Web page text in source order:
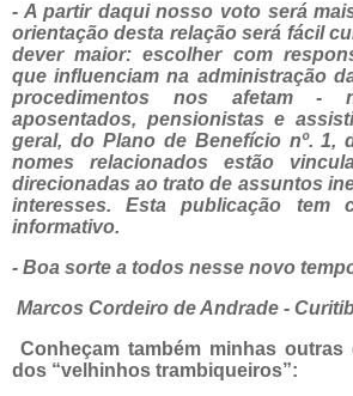
- A partir daqui nosso voto será
orientação desta relação será fácil
dever maior: escolher com
que influenciam na administração
procedimentos nos afetam -
aposentados, pensionistas e
geral, do Plano de Benefício nº. 1,
nomes relacionados estão
direcionadas ao trato de assuntos
interesses. Esta publicação tem
informativo.
- Boa sorte a todos nesse novo
Marcos Cordeiro de Andrade -
Conheçam também minhas
dos “velhinhos trambiqueiros”: